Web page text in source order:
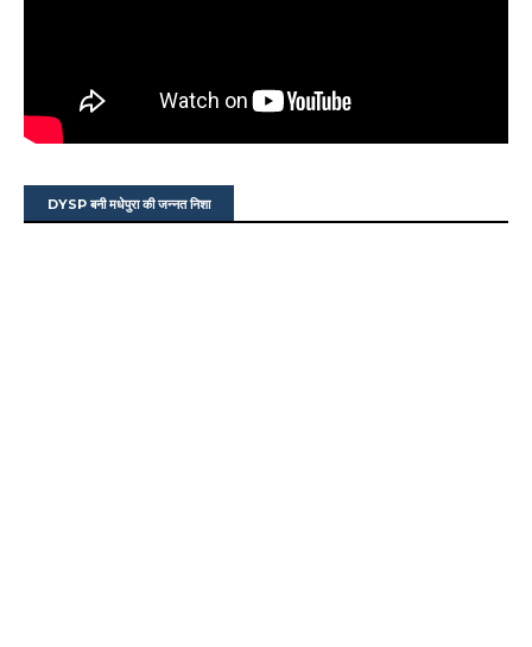
DYSP बनी मधेपुरा की जन्नत निशा